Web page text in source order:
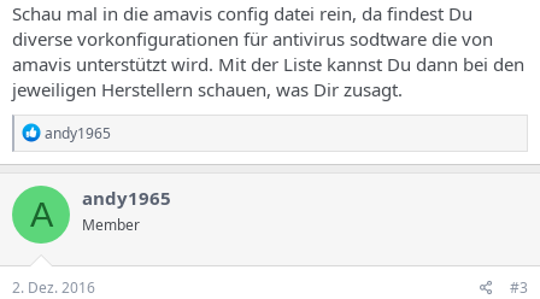
Schau mal in die amavis config datei rein, da findest Du
diverse vorkonfigurationen für antivirus sodtware die von
amavis unterstützt wird. Mit der Liste kannst Du dann bei den
jeweiligen Herstellern schauen, was Dir zusagt.
R
e
a
k
t
o
n
e
andy1965
A andy1965
Member
2. Dez. 2016 #3